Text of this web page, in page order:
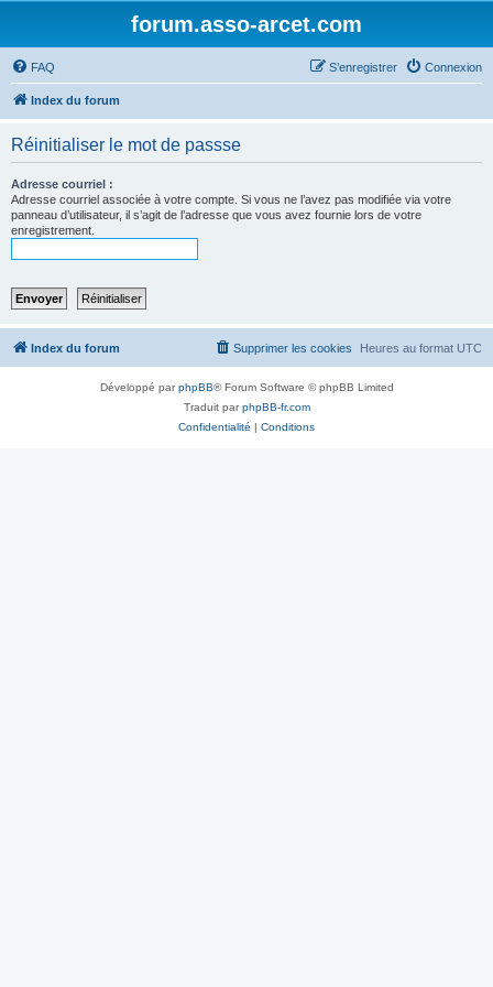
forum.asso-arcet.com
FAQ Connexion
S’enregistrer
Index du forum
Réinitialiser le mot de passse
Adresse courriel :
Adresse courriel associée à votre compte. Si vous ne l’avez pas modifiée via votre
panneau d’utilisateur, il s’agit de l’adresse que vous avez fournie lors de votre
enregistrement.
Index du forum Heures au format UTC
Supprimer les cookies
Développé parphpBB® Forum Software © phpBB Limited
Traduit parphpBB-fr.com
Confidentialité | Conditions